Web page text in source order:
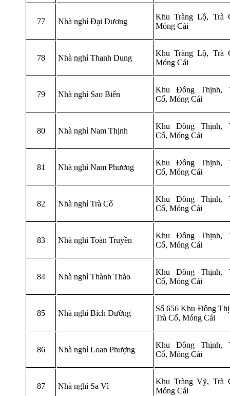
77 Nhà nghỉ Đại Dương
Khu Tràng Lộ, Trà
Móng Cái
78 Nhà nghỉ Thanh Dung
Khu Tràng Lộ, Trà
Móng Cái
79 Nhà nghỉ Sao Biển
Khu Đông Thịnh,
Cổ, Móng Cái
80 Nhà nghỉ Nam Thịnh
Khu Đông Thịnh,
Cổ, Móng Cái
81 Nhà nghỉ Nam Phương
Khu Đông Thịnh,
Cổ, Móng Cái
82 Nhà nghỉ Trà Cổ
Khu Đông Thịnh,
Cổ, Móng Cái
83 Nhà nghỉ Toàn Truyền
Khu Đông Thịnh,
Cổ, Móng Cái
84 Nhà nghỉ Thành Thảo
Khu Đông Thịnh,
Cổ, Móng Cái
85 Nhà nghỉ Bích Dưỡng
Số 656 Khu Đông
Trà Cổ, Móng Cái
86 Nhà nghỉ Loan Phượng
Khu Đông Thịnh,
Cổ, Móng Cái
87 Nhà nghỉ Sa Vĩ
Khu Tràng Vỹ, Trà
Móng Cái